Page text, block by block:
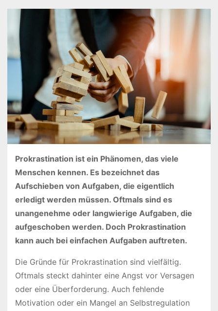
Prokrastination ist ein Phänomen, das viele
Menschen kennen. Es bezeichnet das
Aufschieben von Aufgaben, die eigentlich
erledigt werden müssen. Oftmals sind es
unangenehme oder langwierige Aufgaben, die
aufgeschoben werden. Doch Prokrastination
kann auch bei einfachen Aufgaben auftreten.
Die Gründe für Prokrastination sind vielfältig.
Oftmals steckt dahinter eine Angst vor Versagen
oder eine Überforderung. Auch fehlende
Motivation oder ein Mangel an Selbstregulation